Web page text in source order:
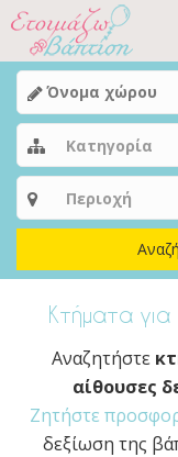
Κτήματα
Αναζητήστε
αίθουσες
Ζητήστε
δεξίωση της